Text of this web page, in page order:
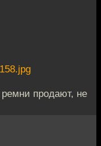
продают, не